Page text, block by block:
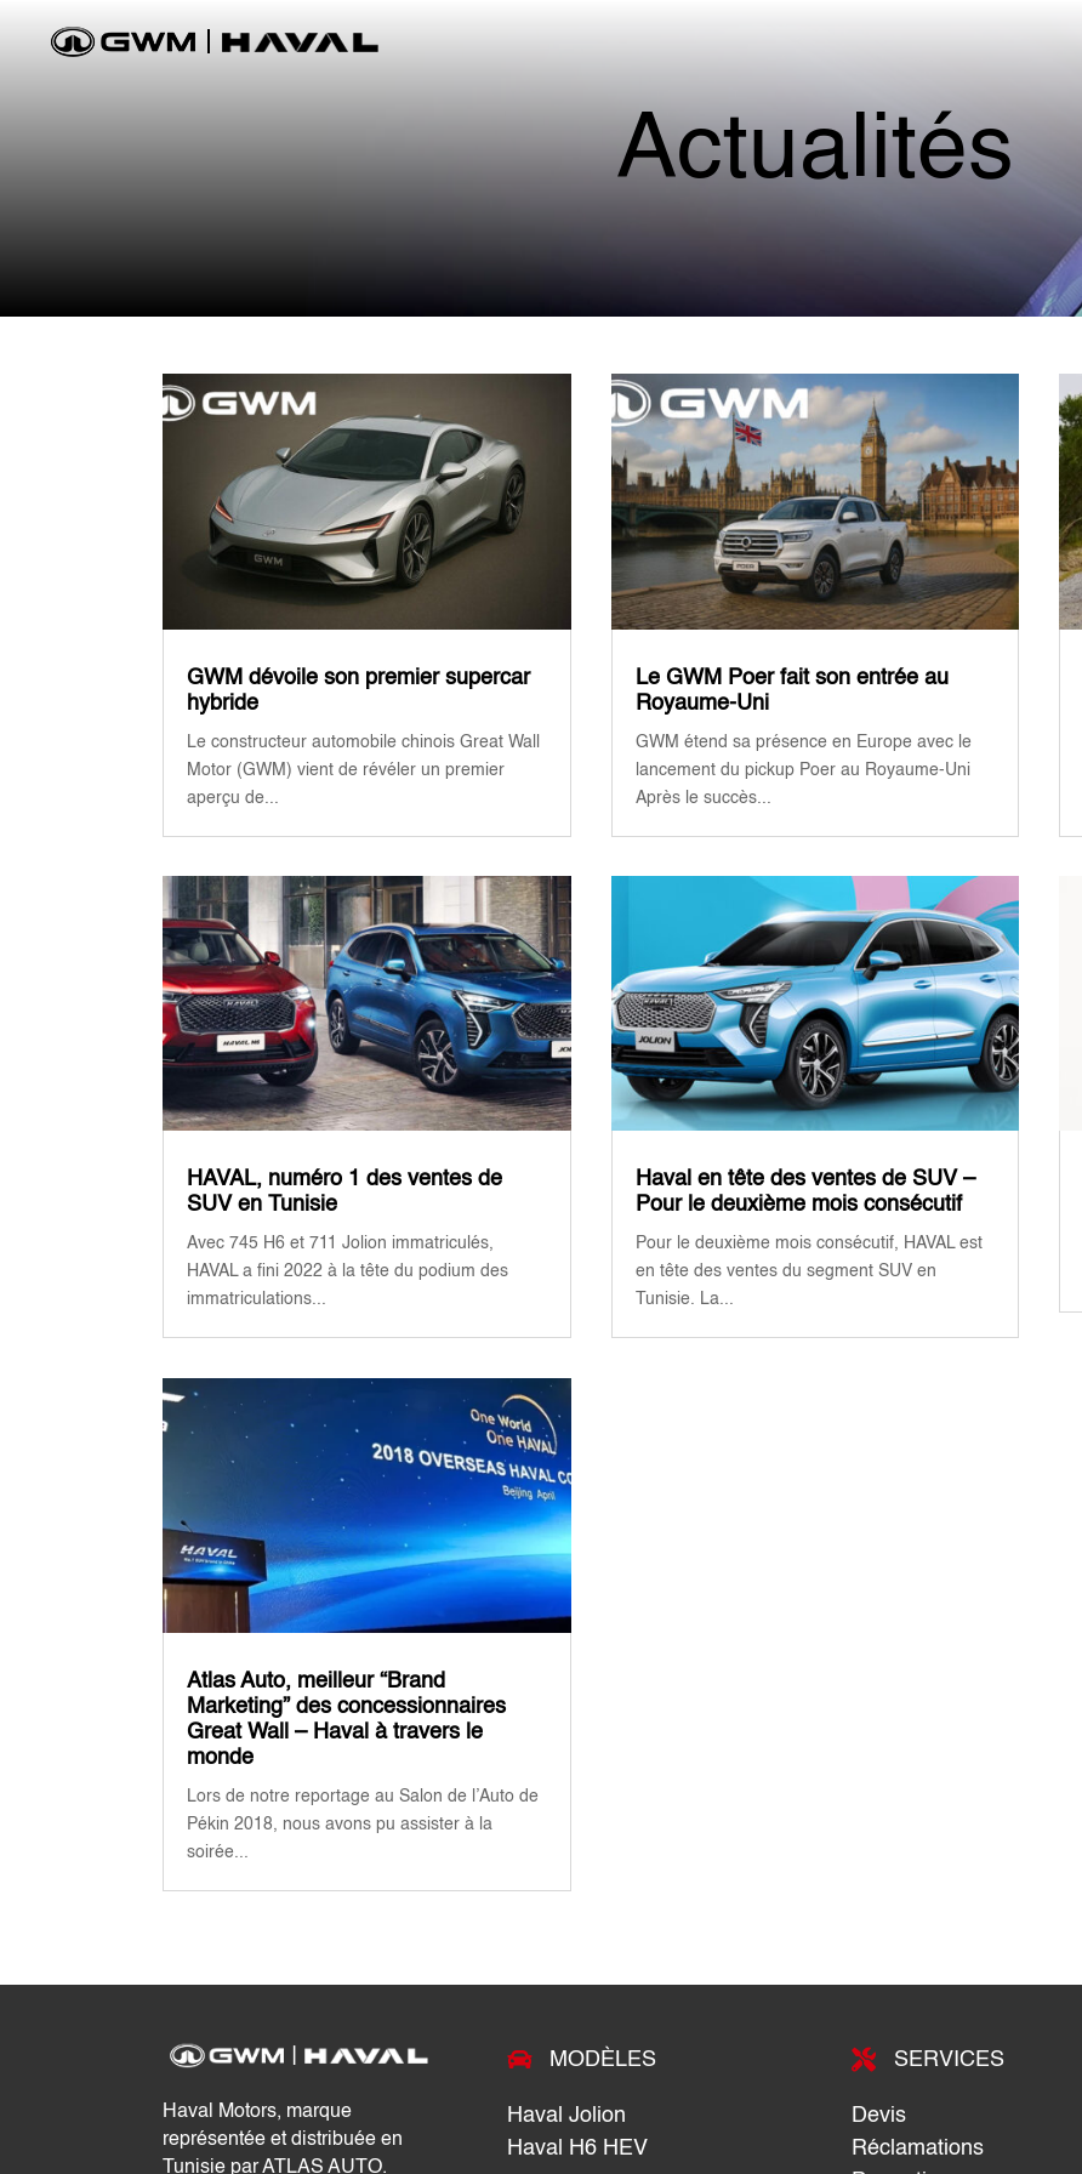
Actualités
GWM dévoile son premier supercar
hybride
Le constructeur automobile chinois Great Wall
Motor (GWM) vient de révéler un premier
aperçu de...
HAVAL, numéro 1 des ventes de
SUV en Tunisie
Avec 745 H6 et 711 Jolion immatriculés,
HAVAL a fini 2022 à la tête du podium des
immatriculations...
Atlas Auto, meilleur “Brand
Marketing” des concessionnaires
Great Wall – Haval à travers le
monde
Lors de notre reportage au Salon de l’Auto de
Pékin 2018, nous avons pu assister à la
soirée...
Le GWM Poer fait son entrée au
Royaume-Uni
GWM étend sa présence en Europe avec le
lancement du pickup Poer au Royaume-Uni
Après le succès...
Haval en tête des ventes de SUV –
Pour le deuxième mois consécutif
Pour le deuxième mois consécutif, HAVAL est
en tête des ventes du segment SUV en
Tunisie. La...
Haval Motors, marque
représentée et distribuée en
Tunisie par ATLAS AUTO.
 MODÈLES
Haval Jolion
Haval H6 HEV
 SERVICES
Devis
Réclamations